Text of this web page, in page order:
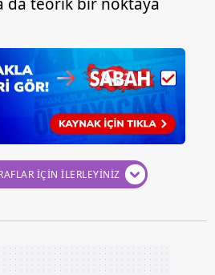
İÇİN İLERLEYİNİZ